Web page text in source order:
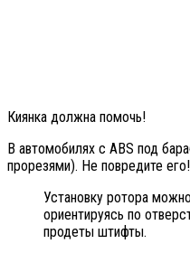
Киянка должна помочь!
В автомобилях с ABS под
прорезями). Не повредите его!
Установку ротора
ориентируясь по
продеты штифты.